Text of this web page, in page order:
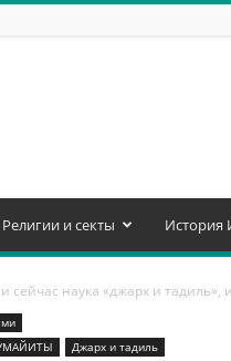
Религии и секты История
наука «джарх и тадиль»,
Джарх и тадиль